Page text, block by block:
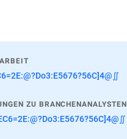
ZU BRANCHENANALYSTEN